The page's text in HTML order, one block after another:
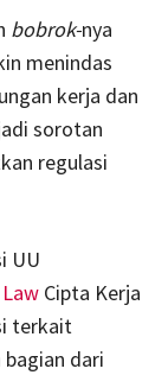
bobrok-nya
menindas
kerja dan
sorotan
regulasi
UU
Cipta Kerja
terkait
dari